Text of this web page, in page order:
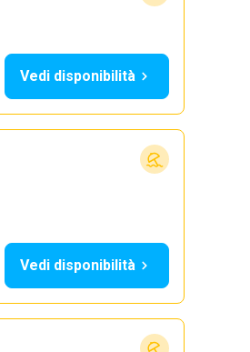
Vedi disponibilità
Vedi disponibilità